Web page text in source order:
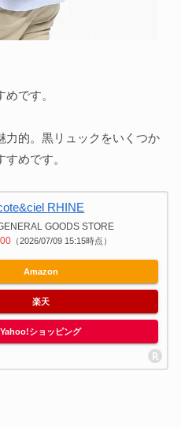
です。
力的。黒リュックをいくつか
めです。
RHINE
GOODS STORE
（2026/07/09 15:15時点）
Amazon
楽天
Yahoo!ショッピング